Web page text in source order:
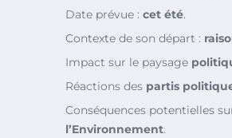
Date prévue : cet été.
Contexte de son départ :
Impact sur le paysage
Réactions des partis
Conséquences potentielles
l’Environnement.